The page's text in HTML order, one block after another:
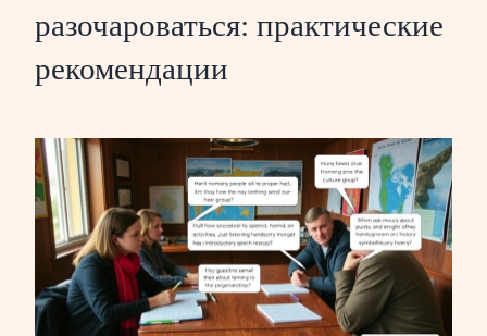
разочароваться: практические
рекомендации